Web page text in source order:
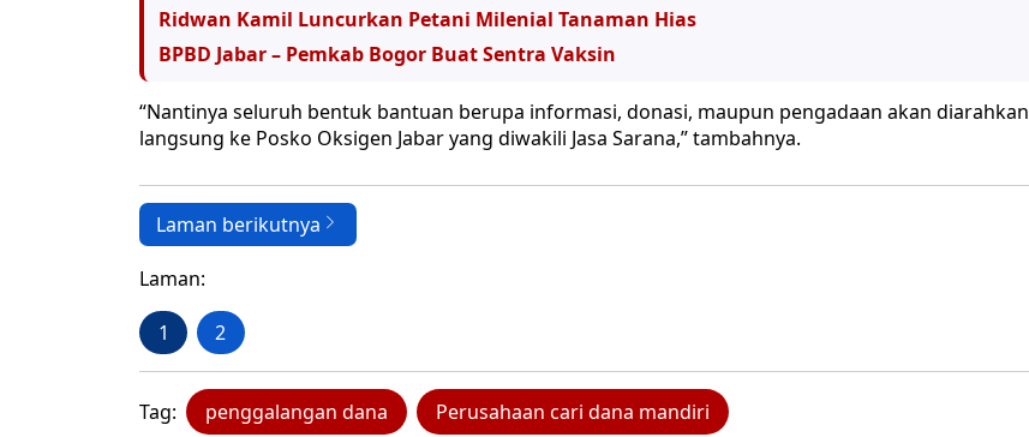
Ridwan Kamil Luncurkan Petani Milenial Tanaman Hias
BPBD Jabar – Pemkab Bogor Buat Sentra Vaksin
“Nantinya seluruh bentuk bantuan berupa informasi, donasi, maupun pengadaan akan diarahkan
langsung ke Posko Oksigen Jabar yang diwakili Jasa Sarana,” tambahnya.
Laman berikutnya
Laman:
1 2
Tag: penggalangan dana Perusahaan cari dana mandiri